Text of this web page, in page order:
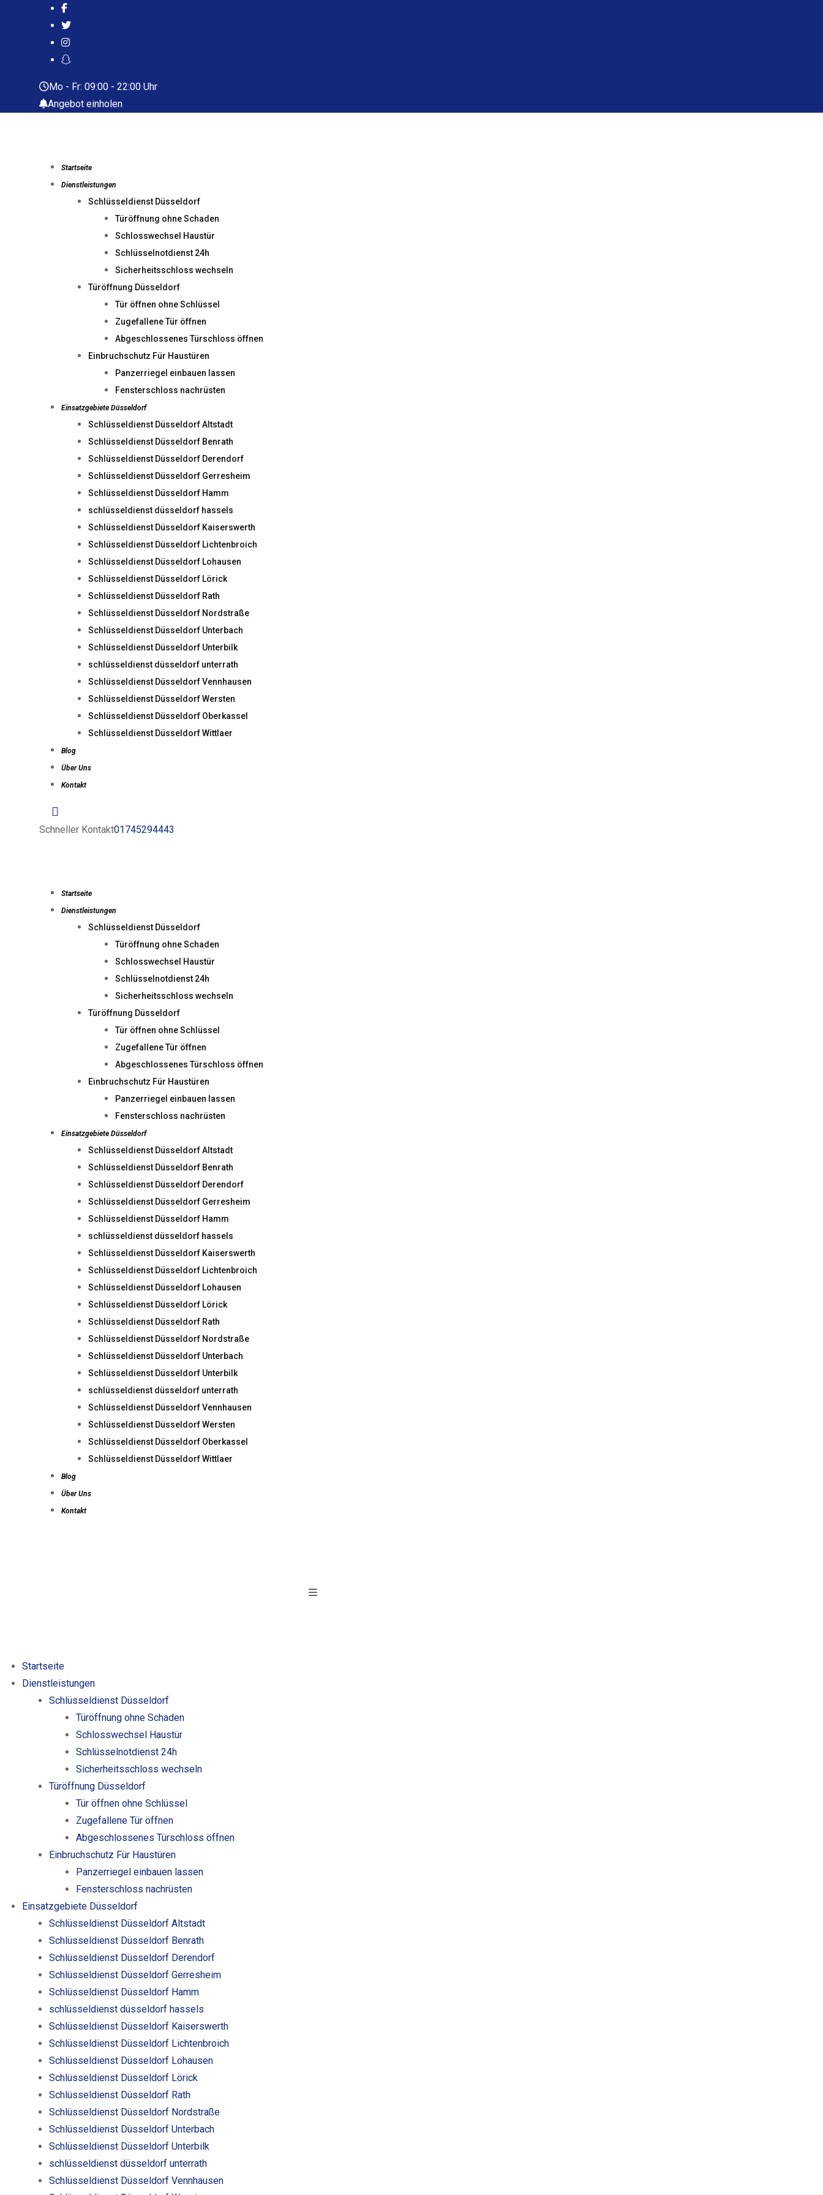
Mo - Fr: 09:00 - 22:00 Uhr
Angebot einholen
Startseite
Dienstleistungen
Schlüsseldienst Düsseldorf
Türöffnung ohne Schaden
Schlosswechsel Haustür
Schlüsselnotdienst 24h
Sicherheitsschloss wechseln
Türöffnung Düsseldorf
Tür öffnen ohne Schlüssel
Zugefallene Tür öffnen
Abgeschlossenes Türschloss öffnen
Einbruchschutz Für Haustüren
Panzerriegel einbauen lassen
Fensterschloss nachrüsten
Einsatzgebiete Düsseldorf
Schlüsseldienst Düsseldorf Altstadt
Schlüsseldienst Düsseldorf Benrath
Schlüsseldienst Düsseldorf Derendorf
Schlüsseldienst Düsseldorf Gerresheim
Schlüsseldienst Düsseldorf Hamm
schlüsseldienst düsseldorf hassels
Schlüsseldienst Düsseldorf Kaiserswerth
Schlüsseldienst Düsseldorf Lichtenbroich
Schlüsseldienst Düsseldorf Lohausen
Schlüsseldienst Düsseldorf Lörick
Schlüsseldienst Düsseldorf Rath
Schlüsseldienst Düsseldorf Nordstraße
Schlüsseldienst Düsseldorf Unterbach
Schlüsseldienst Düsseldorf Unterbilk
schlüsseldienst düsseldorf unterrath
Schlüsseldienst Düsseldorf Vennhausen
Schlüsseldienst Düsseldorf Wersten
Schlüsseldienst Düsseldorf Oberkassel
Schlüsseldienst Düsseldorf Wittlaer
Blog
Über Uns
Kontakt
Schneller Kontakt01745294443
Startseite
Dienstleistungen
Schlüsseldienst Düsseldorf
Türöffnung ohne Schaden
Schlosswechsel Haustür
Schlüsselnotdienst 24h
Sicherheitsschloss wechseln
Türöffnung Düsseldorf
Tür öffnen ohne Schlüssel
Zugefallene Tür öffnen
Abgeschlossenes Türschloss öffnen
Einbruchschutz Für Haustüren
Panzerriegel einbauen lassen
Fensterschloss nachrüsten
Einsatzgebiete Düsseldorf
Schlüsseldienst Düsseldorf Altstadt
Schlüsseldienst Düsseldorf Benrath
Schlüsseldienst Düsseldorf Derendorf
Schlüsseldienst Düsseldorf Gerresheim
Schlüsseldienst Düsseldorf Hamm
schlüsseldienst düsseldorf hassels
Schlüsseldienst Düsseldorf Kaiserswerth
Schlüsseldienst Düsseldorf Lichtenbroich
Schlüsseldienst Düsseldorf Lohausen
Schlüsseldienst Düsseldorf Lörick
Schlüsseldienst Düsseldorf Rath
Schlüsseldienst Düsseldorf Nordstraße
Schlüsseldienst Düsseldorf Unterbach
Schlüsseldienst Düsseldorf Unterbilk
schlüsseldienst düsseldorf unterrath
Schlüsseldienst Düsseldorf Vennhausen
Schlüsseldienst Düsseldorf Wersten
Schlüsseldienst Düsseldorf Oberkassel
Schlüsseldienst Düsseldorf Wittlaer
Blog
Über Uns
Kontakt
Startseite
Dienstleistungen
Schlüsseldienst Düsseldorf
Türöffnung ohne Schaden
Schlosswechsel Haustür
Schlüsselnotdienst 24h
Sicherheitsschloss wechseln
Türöffnung Düsseldorf
Tür öffnen ohne Schlüssel
Zugefallene Tür öffnen
Abgeschlossenes Türschloss öffnen
Einbruchschutz Für Haustüren
Panzerriegel einbauen lassen
Fensterschloss nachrüsten
Einsatzgebiete Düsseldorf
Schlüsseldienst Düsseldorf Altstadt
Schlüsseldienst Düsseldorf Benrath
Schlüsseldienst Düsseldorf Derendorf
Schlüsseldienst Düsseldorf Gerresheim
Schlüsseldienst Düsseldorf Hamm
schlüsseldienst düsseldorf hassels
Schlüsseldienst Düsseldorf Kaiserswerth
Schlüsseldienst Düsseldorf Lichtenbroich
Schlüsseldienst Düsseldorf Lohausen
Schlüsseldienst Düsseldorf Lörick
Schlüsseldienst Düsseldorf Rath
Schlüsseldienst Düsseldorf Nordstraße
Schlüsseldienst Düsseldorf Unterbach
Schlüsseldienst Düsseldorf Unterbilk
schlüsseldienst düsseldorf unterrath
Schlüsseldienst Düsseldorf Vennhausen